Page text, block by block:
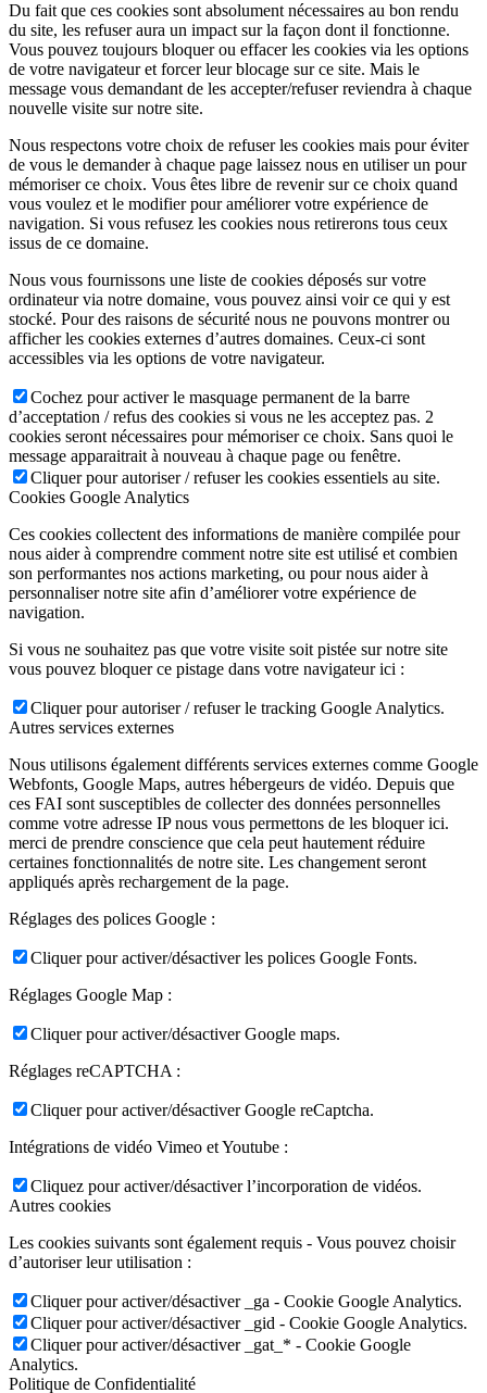
Du fait que ces cookies sont absolument nécessaires au bon rendu
du site, les refuser aura un impact sur la façon dont il fonctionne.
Vous pouvez toujours bloquer ou effacer les cookies via les options
de votre navigateur et forcer leur blocage sur ce site. Mais le
message vous demandant de les accepter/refuser reviendra à chaque
nouvelle visite sur notre site.
Nous respectons votre choix de refuser les cookies mais pour éviter
de vous le demander à chaque page laissez nous en utiliser un pour
mémoriser ce choix. Vous êtes libre de revenir sur ce choix quand
vous voulez et le modifier pour améliorer votre expérience de
navigation. Si vous refusez les cookies nous retirerons tous ceux
issus de ce domaine.
Nous vous fournissons une liste de cookies déposés sur votre
ordinateur via notre domaine, vous pouvez ainsi voir ce qui y est
stocké. Pour des raisons de sécurité nous ne pouvons montrer ou
afficher les cookies externes d’autres domaines. Ceux-ci sont
accessibles via les options de votre navigateur.
Cochez pour activer le masquage permanent de la barre
d’acceptation / refus des cookies si vous ne les acceptez pas. 2
cookies seront nécessaires pour mémoriser ce choix. Sans quoi le
message apparaitrait à nouveau à chaque page ou fenêtre.
Cliquer pour autoriser / refuser les cookies essentiels au site.
Cookies Google Analytics
Ces cookies collectent des informations de manière compilée pour
nous aider à comprendre comment notre site est utilisé et combien
son performantes nos actions marketing, ou pour nous aider à
personnaliser notre site afin d’améliorer votre expérience de
navigation.
Si vous ne souhaitez pas que votre visite soit pistée sur notre site
vous pouvez bloquer ce pistage dans votre navigateur ici :
Cliquer pour autoriser / refuser le tracking Google Analytics.
Autres services externes
Nous utilisons également différents services externes comme Google
Webfonts, Google Maps, autres hébergeurs de vidéo. Depuis que
ces FAI sont susceptibles de collecter des données personnelles
comme votre adresse IP nous vous permettons de les bloquer ici.
merci de prendre conscience que cela peut hautement réduire
certaines fonctionnalités de notre site. Les changement seront
appliqués après rechargement de la page.
Réglages des polices Google :
Cliquer pour activer/désactiver les polices Google Fonts.
Réglages Google Map :
Cliquer pour activer/désactiver Google maps.
Réglages reCAPTCHA :
Cliquer pour activer/désactiver Google reCaptcha.
Intégrations de vidéo Vimeo et Youtube :
Cliquez pour activer/désactiver l’incorporation de vidéos.
Autres cookies
Les cookies suivants sont également requis - Vous pouvez choisir
d’autoriser leur utilisation :
Cliquer pour activer/désactiver _ga - Cookie Google Analytics.
Cliquer pour activer/désactiver _gid - Cookie Google Analytics.
Cliquer pour activer/désactiver _gat_* - Cookie Google
Analytics.
Politique de Confidentialité